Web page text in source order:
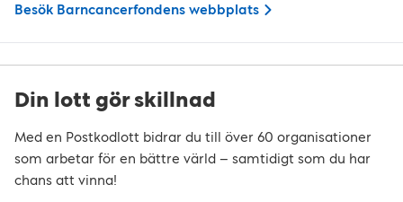
Besök Barncancerfondens webbplats
Din lott gör skillnad
Med en Postkodlott bidrar du till över 60 organisationer
som arbetar för en bättre värld – samtidigt som du har
chans att vinna!